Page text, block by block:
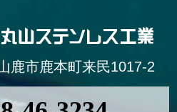
鹿市鹿本町来民1017-2